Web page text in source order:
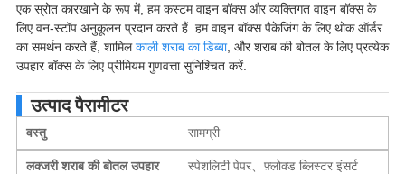
एक स्रोत कारखाने के रूप में, हम कस्टम वाइन बॉक्स और व्यक्तिगत वाइन बॉक्स के
लिए वन-स्टॉप अनुकूलन प्रदान करते हैं. हम वाइन बॉक्स पैकेजिंग के लिए थोक ऑर्डर
का समर्थन करते हैं, शामिलकाली शराब का डिब्बा, और शराब की बोतल के लिए प्रत्येक
उपहार बॉक्स के लिए प्रीमियम गुणवत्ता सुनिश्चित करें.
उत्पाद पैरामीटर
वस्तु सामग्री
लक्जरी शराब की बोतल उपहार
स्पेशलिटी पेपर、फ़्लोक्ड ब्लिस्टर इंसर्ट